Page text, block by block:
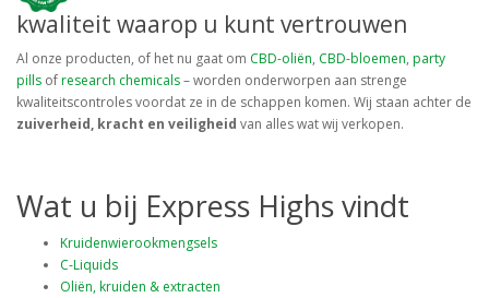
kwaliteit waarop u kunt vertrouwen
Al onze producten, of het nu gaat om CBD-oliën, CBD-bloemen, party
pills ofresearch chemicals– worden onderworpen aan strenge
kwaliteitscontroles voordat ze in de schappen komen. Wij staan achter de
zuiverheid, kracht en veiligheid van alles wat wij verkopen.
Wat u bij Express Highs vindt
Kruidenwierookmengsels
C-Liquids
Oliën, kruiden & extracten